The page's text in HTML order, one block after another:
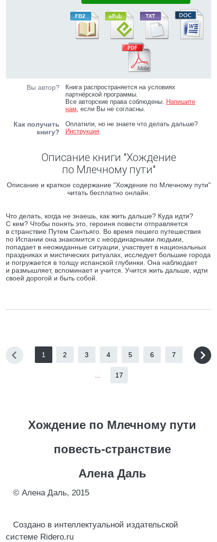
Вы автор?
Книга распространяется на условиях
партнёрской программы.
Все авторские права соблюдены. Напишите
нам, если Вы не согласны.
Как получить
книгу?
Оплатили, но не знаете что делать дальше?
Инструкция.
Описание книги "Хождение
по Млечному пути"
Описание и краткое содержание "Хождение по Млечному пути"
читать бесплатно онлайн.
Что делать, когда не знаешь, как жить дальше? Куда идти?
С кем? Чтобы понять это, героиня повести отправляется
в странствие Путем Сантьяго. Во время пешего путешествия
по Испании она знакомится с неординарными людьми,
попадает в неожиданные ситуации, участвует в национальных
праздниках и мистических ритуалах, исследует большие города
и погружается в толщу испанской глубинки. Она наблюдает
и размышляет, вспоминает и учится. Учится жить дальше, идти
своей дорогой и быть собой.
1 2 3 4 5 6 7
17
Хождение по Млечному пути
повесть-странствие
Алена Даль
© Алена Даль, 2015
Создано в интеллектуальной издательской
системе Ridero.ru